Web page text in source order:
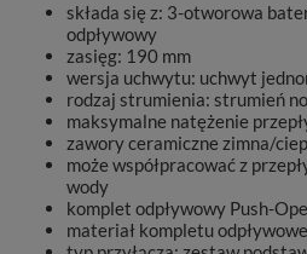
składa się z: 3-otworowa
odpływowy
zasięg: 190 mm
wersja uchwytu: uchwyt
rodzaj strumienia: strumień
maksymalne natężenie
zawory ceramiczne zimna/
może współpracować z
wody
komplet odpływowy Push-
materiał kompletu